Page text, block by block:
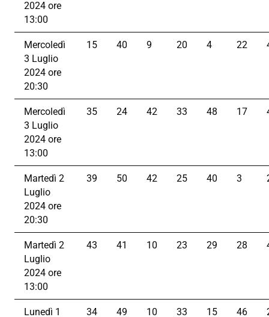
2024 ore
13:00
Mercoledì
3 Luglio
2024 ore
20:30
15 40 9 20 4 22
Mercoledì
3 Luglio
2024 ore
13:00
35 24 42 33 48 17
Martedì 2
Luglio
2024 ore
20:30
39 50 42 25 40 3
Martedì 2
Luglio
2024 ore
13:00
43 41 10 23 29 28
Lunedì 1
34 49 10 33 15 46